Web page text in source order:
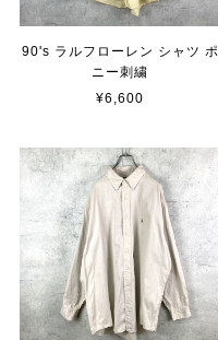
90's ラルフローレン シャツ ポ
ニー刺繍
¥6,600